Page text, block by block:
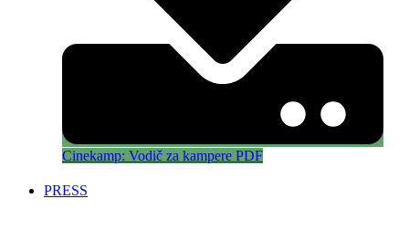
Cinekamp: Vodič za kampere PDF
PRESS